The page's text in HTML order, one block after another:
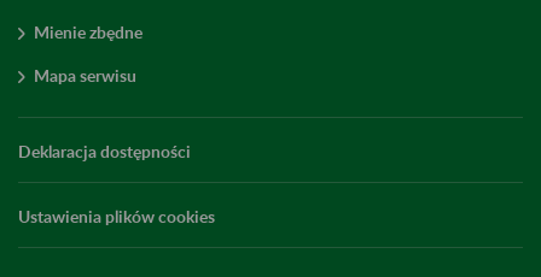
Mienie zbędne
Mapa serwisu
Deklaracja dostępności
Ustawienia plików cookies